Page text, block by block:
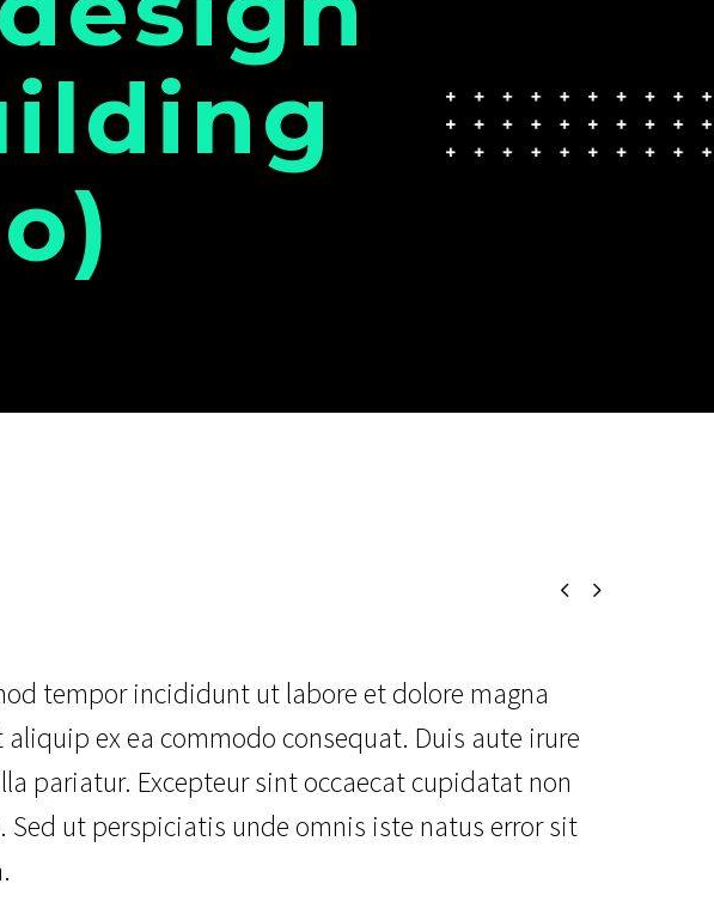
 
tempor incididunt ut labore et dolore magna
ex ea commodo consequat. Duis aute irure
pariatur. Excepteur sint occaecat cupidatat non
ut perspiciatis unde omnis iste natus error sit